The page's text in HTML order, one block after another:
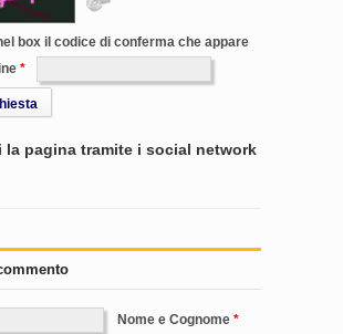
box il codice di conferma che appare
la pagina tramite i social network
Nome e Cognome